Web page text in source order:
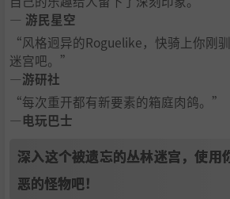
— 游民星空
“风格迥异的Roguelike，快骑上你刚
迷宫吧。”
—游研社
“每次重开都有新要素的箱庭肉鸽。”
—电玩巴士
深入这个被遗忘的丛林迷宫，使用
恶的怪物吧！